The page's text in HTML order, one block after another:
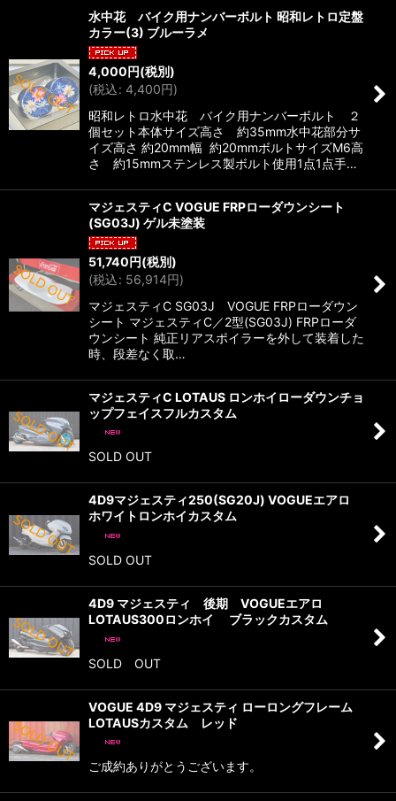
水中花 バイク用ナンバーボルト 昭和レトロ定盤
カラー(3) ブルーラメ
4,000円(税別)
(税込: 4,400円)
昭和レトロ水中花 バイク用ナンバーボルト ２
個セット本体サイズ高さ 約35mm水中花部分サ
イズ高さ 約20mm幅 約20mmボルトサイズM6高
さ 約15mmステンレス製ボルト使用1点1点手…
マジェスティC VOGUE FRPローダウンシート
(SG03J) ゲル未塗装
51,740円(税別)
(税込: 56,914円)
マジェスティC SG03J VOGUE FRPローダウン
シート マジェスティC／2型(SG03J) FRPローダ
ウンシート 純正リアスポイラーを外して装着した
時、段差なく取…
マジェスティC LOTAUS ロンホイローダウンチョ
ップフェイスフルカスタム
SOLD OUT
4D9マジェスティ250(SG20J) VOGUEエアロ
ホワイトロンホイカスタム
SOLD OUT
4D9 マジェスティ 後期 VOGUEエアロ
LOTAUS300ロンホイ ブラックカスタム
SOLD OUT
VOGUE 4D9 マジェスティ ローロングフレーム
LOTAUSカスタム レッド
ご成約ありがとうございます。